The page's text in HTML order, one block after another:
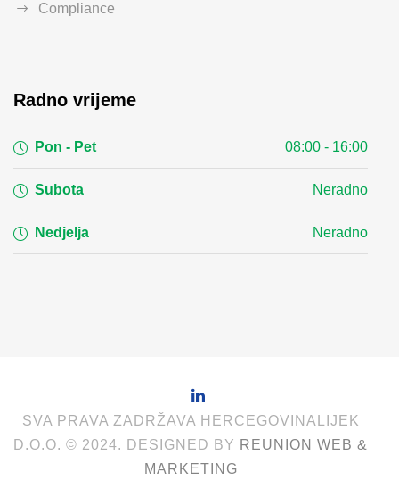
Compliance
Radno vrijeme
Pon - Pet 08:00 - 16:00
Subota Neradno
Nedjelja Neradno
SVA PRAVA ZADRŽAVA HERCEGOVINALIJEK
D.O.O. © 2024. DESIGNED BY REUNION WEB &
MARKETING